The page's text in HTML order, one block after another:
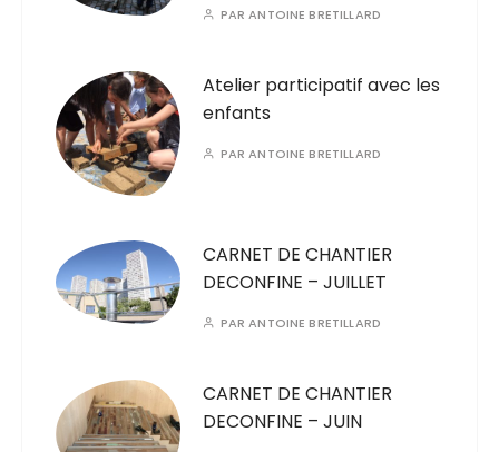
PARANTOINE BRETILLARD
Atelier participatif avec les
enfants
PARANTOINE BRETILLARD
CARNET DE CHANTIER
DECONFINE – JUILLET
PARANTOINE BRETILLARD
CARNET DE CHANTIER
DECONFINE – JUIN